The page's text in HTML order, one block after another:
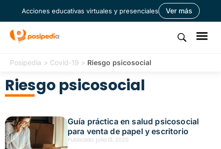
Acciones educativas virtuales y presenciales Ver más
Posipedia > Covid-19 > Riesgo psicosocial
Riesgo psicosocial
Guía práctica en salud psicosocial
para venta de papel y escritorio
Publicado: julio 13, 2020